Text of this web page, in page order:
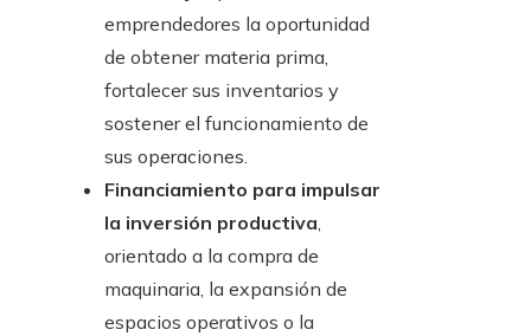
emprendedores la oportunidad
de obtener materia prima,
fortalecer sus inventarios y
sostener el funcionamiento de
sus operaciones.
Financiamiento para impulsar
la inversión productiva,
orientado a la compra de
maquinaria, la expansión de
espacios operativos o la